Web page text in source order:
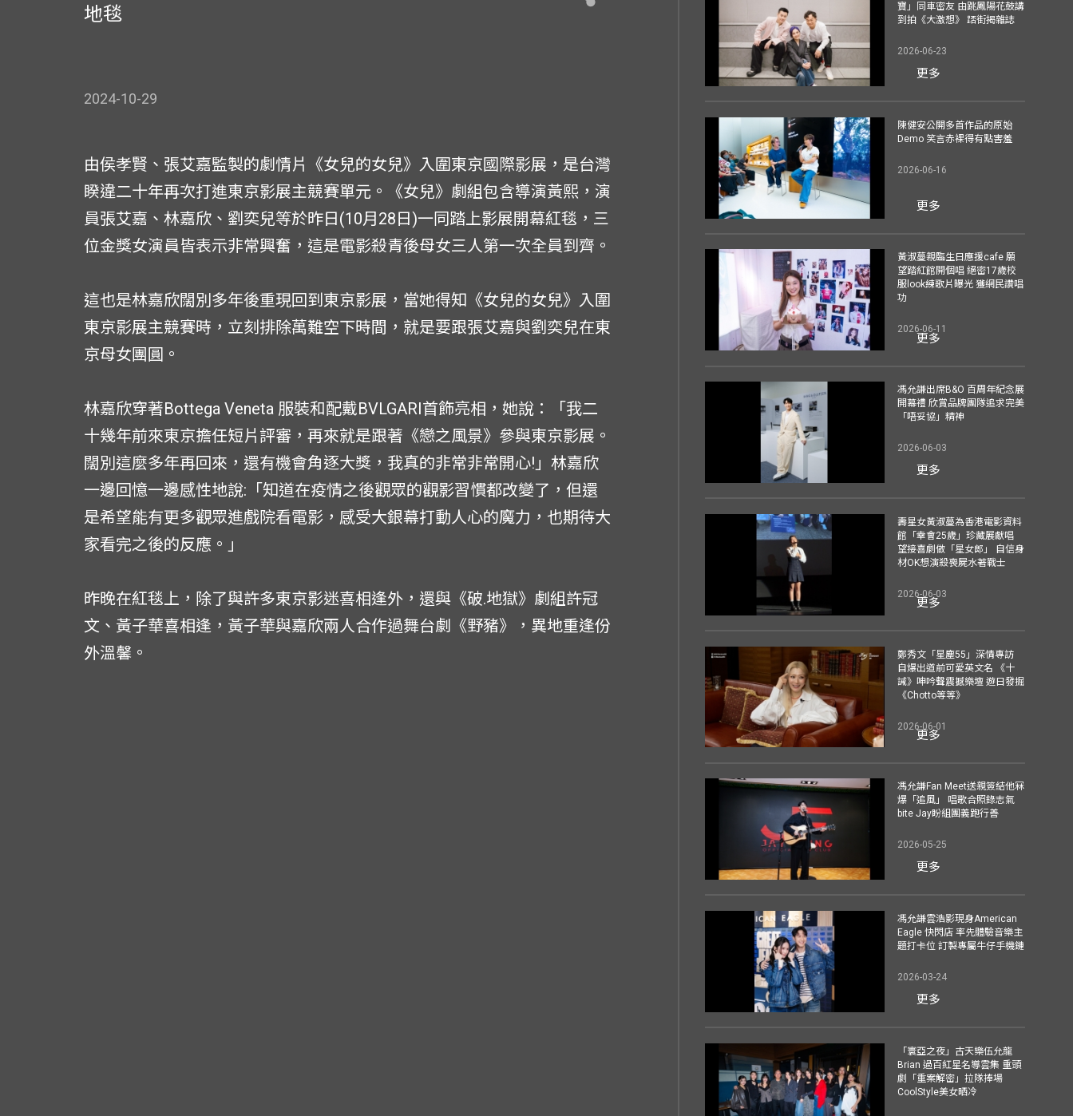
地毯
2024-10-29
由侯孝賢、張艾嘉監製的劇情片《女兒的女兒》入圍東京國際影展，是台灣
睽違二十年再次打進東京影展主競賽單元。《女兒》劇組包含導演黃熙，演
員張艾嘉、林嘉欣、劉奕兒等於昨日(10月28日)一同踏上影展開幕紅毯，三
位金獎女演員皆表示非常興奮，這是電影殺青後母女三人第一次全員到齊。
這也是林嘉欣闊別多年後重現回到東京影展，當她得知《女兒的女兒》入圍
東京影展主競賽時，立刻排除萬難空下時間，就是要跟張艾嘉與劉奕兒在東
京母女團圓。
林嘉欣穿著Bottega Veneta 服裝和配戴BVLGARI首飾亮相，她說：「我二
十幾年前來東京擔任短片評審，再來就是跟著《戀之風景》參與東京影展。
闊別這麼多年再回來，還有機會角逐大獎，我真的非常非常開心!」林嘉欣
一邊回憶一邊感性地說:「知道在疫情之後觀眾的觀影習慣都改變了，但還
是希望能有更多觀眾進戲院看電影，感受大銀幕打動人心的魔力，也期待大
家看完之後的反應。」
昨晚在紅毯上，除了與許多東京影迷喜相逢外，還與《破.地獄》劇組許冠
文、黃子華喜相逢，黃子華與嘉欣兩人合作過舞台劇《野豬》，異地重逢份
外溫馨。
寶」同車密友 由跳鳳陽花鼓講
到拍《大激想》 踎街揭雜誌
2026-06-23
更多
陳健安公開多首作品的原始
Demo 笑言赤裸得有點害羞
2026-06-16
更多
黃淑蔓親臨生日應援cafe 願
望踏紅館開個唱 絕密17歲校
服look練歌片曝光 獲網民讚唱
功
2026-06-11
更多
馮允謙出席B&O 百周年紀念展
開幕禮 欣賞品牌團隊追求完美
「唔妥協」精神
2026-06-03
更多
壽星女黃淑蔓為香港電影資料
館「幸會25歲」珍藏展獻唱
望接喜劇做「星女郎」 自信身
材OK想演殺喪屍水著戰士
2026-06-03
更多
鄭秀文「星塵55」深情專訪
自爆出道前可愛英文名 《十
誡》呻吟聲震撼樂壇 遊日發掘
《Chotto等等》
2026-06-01
更多
馮允謙Fan Meet送親簽結他冧
爆「追風」 唱歌合照錄志氣
bite Jay盼組團義跑行善
2026-05-25
更多
馮允謙雲浩影現身American
Eagle 快閃店 率先體驗音樂主
題打卡位 訂製專屬牛仔手機鏈
2026-03-24
更多
「寰亞之夜」古天樂伍允龍
Brian 過百紅星名導雲集 重頭
劇「重案解密」拉隊捧場
CoolStyle美女晒冷